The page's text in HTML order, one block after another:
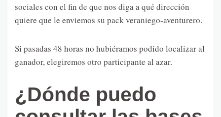
sociales con el fin de que nos diga a qué dirección
quiere que le enviemos su pack veraniego-aventurero.
Si pasadas 48 horas no hubiéramos podido localizar al
ganador, elegiremos otro participante al azar.
¿Dónde puedo